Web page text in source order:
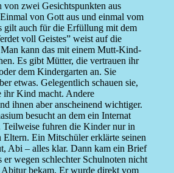
von zwei Gesichtspunkten aus
von Gott aus und einmal vom
gilt auch für die Erfüllung mit dem
voll Geistes” weist auf die
kann das mit einem Mutt-Kind-
Es gibt Mütter, die vertrauen ihr
dem Kindergarten an. Sie
etwas. Gelegentlich schauen sie,
ihr Kind macht. Andere
ihnen aber anscheinend wichtiger.
besucht an dem ein Internat
Teilweise fuhren die Kinder nur in
Eltern. Ein Mitschüler erklärte seinen
Abi – alles klar. Dann kam ein Brief
er wegen schlechter Schulnoten nicht
bekam. Er wurde direkt vom